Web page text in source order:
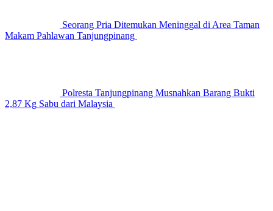
Seorang Pria Ditemukan Meninggal di Area Taman
Makam Pahlawan Tanjungpinang
Polresta Tanjungpinang Musnahkan Barang Bukti
2,87 Kg Sabu dari Malaysia